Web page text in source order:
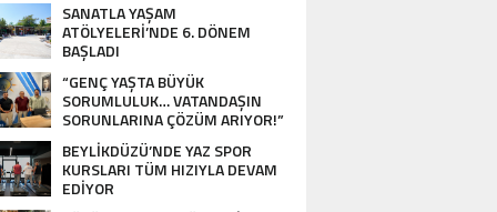
SANATLA YAŞAM
ATÖLYELERİ’NDE 6. DÖNEM
BAŞLADI
“GENÇ YAŞTA BÜYÜK
SORUMLULUK… VATANDAŞIN
SORUNLARINA ÇÖZÜM ARIYOR!”
BEYLİKDÜZÜ’NDE YAZ SPOR
KURSLARI TÜM HIZIYLA DEVAM
EDİYOR